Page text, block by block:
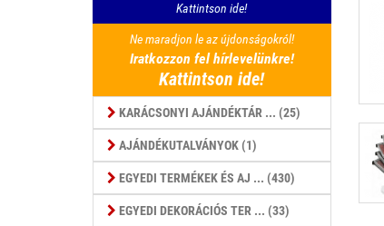
Kattintson ide!
Ne maradjon le az újdonságokról!
Iratkozzon fel hírlevelünkre!
Kattintson ide!
KARÁCSONYI AJÁNDÉKTÁR ... (25)
AJÁNDÉKUTALVÁNYOK (1)
EGYEDI TERMÉKEK ÉS AJ ... (430)
EGYEDI DEKORÁCIÓS TER ... (33)